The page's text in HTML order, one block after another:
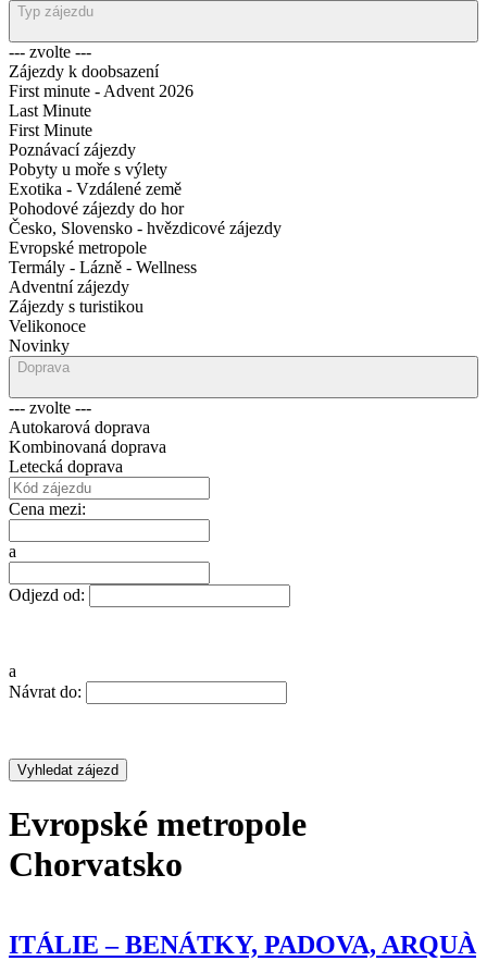
Typ zájezdu
--- zvolte ---
Zájezdy k doobsazení
First minute - Advent 2026
Last Minute
First Minute
Poznávací zájezdy
Pobyty u moře s výlety
Exotika - Vzdálené země
Pohodové zájezdy do hor
Česko, Slovensko - hvězdicové zájezdy
Evropské metropole
Termály - Lázně - Wellness
Adventní zájezdy
Zájezdy s turistikou
Velikonoce
Novinky
Doprava
--- zvolte ---
Autokarová doprava
Kombinovaná doprava
Letecká doprava
Cena mezi:
a
Odjezd od:
a
Návrat do:
Evropské metropole
Chorvatsko
ITÁLIE – BENÁTKY, PADOVA, ARQUÀ